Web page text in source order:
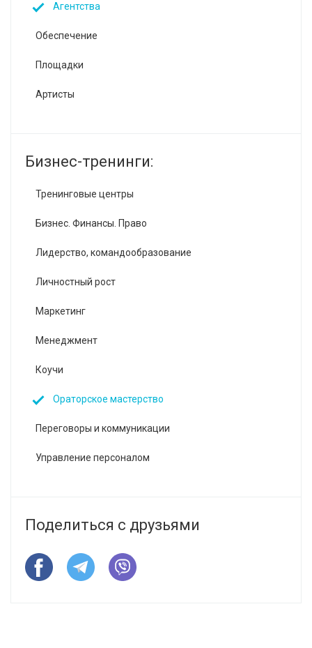
Агентства
Обеспечение
Площадки
Артисты
Бизнес-тренинги:
Тренинговые центры
Бизнес. Финансы. Право
Лидерство, командообразование
Личностный рост
Маркетинг
Менеджмент
Коучи
Ораторское мастерство
Переговоры и коммуникации
Управление персоналом
Поделиться с друзьями